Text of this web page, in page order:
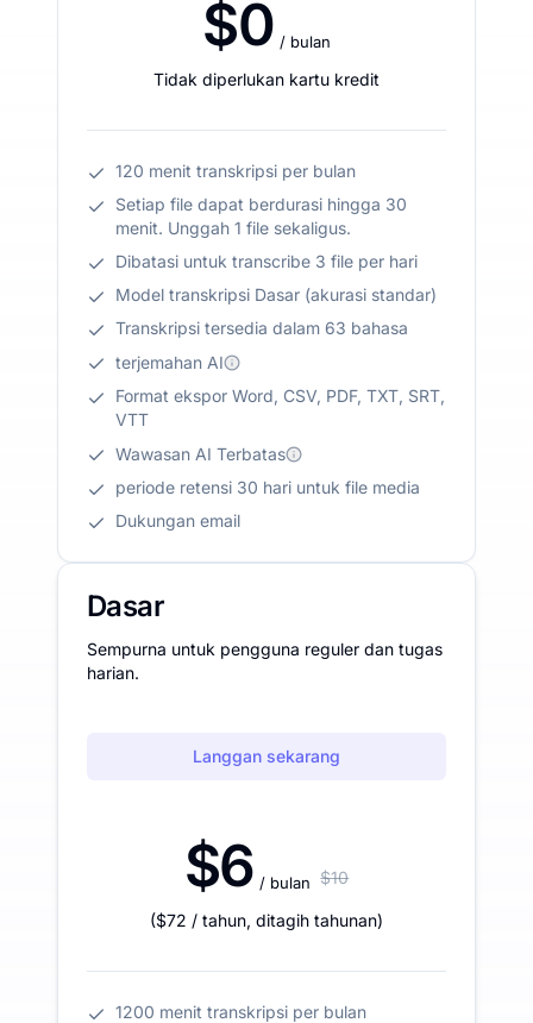
$0 / bulan
Tidak diperlukan kartu kredit
120 menit transkripsi per bulan
Setiap file dapat berdurasi hingga 30
menit. Unggah 1 file sekaligus.
Dibatasi untuk transcribe 3 file per hari
Model transkripsi Dasar (akurasi standar)
Transkripsi tersedia dalam 63 bahasa
terjemahan AI
Format ekspor Word, CSV, PDF, TXT, SRT,
VTT
Wawasan AI Terbatas
periode retensi 30 hari untuk file media
Dukungan email
Dasar
Sempurna untuk pengguna reguler dan tugas
harian.
Langgan sekarang
$6 / bulan $10
($72 / tahun, ditagih tahunan)
1200 menit transkripsi per bulan